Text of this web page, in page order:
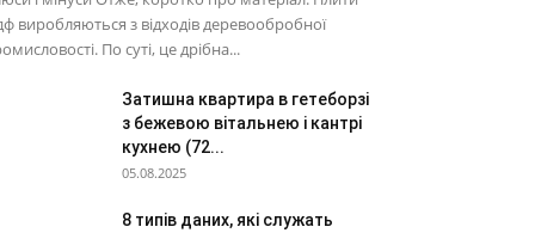
виробляються з відходів деревообробної
По суті, це дрібна...
Затишна квартира в гетеборзі
з бежевою вітальнею і кантрі
кухнею (72...
05.08.2025
8 типів даних, які служать